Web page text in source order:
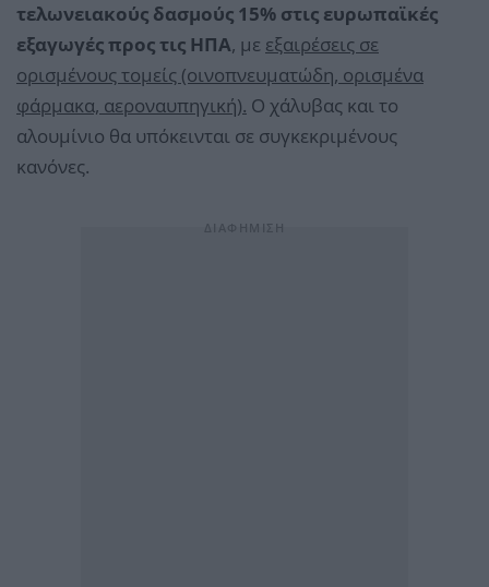
τελωνειακούς δασμούς 15% στις ευρωπαϊκές
εξαγωγές προς τις ΗΠΑ, με εξαιρέσεις σε
ορισμένους τομείς (οινοπνευματώδη, ορισμένα
φάρμακα, αεροναυπηγική). Ο χάλυβας και το
αλουμίνιο θα υπόκεινται σε συγκεκριμένους
κανόνες.